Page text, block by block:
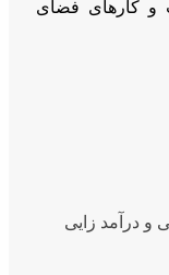
و کارهای فضای
و درآمد زایی